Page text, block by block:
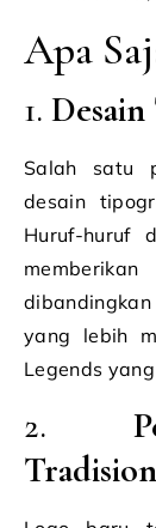
Apa
1.
Salah satu
desain
Huruf-huruf
yang lebih
Legends
2.